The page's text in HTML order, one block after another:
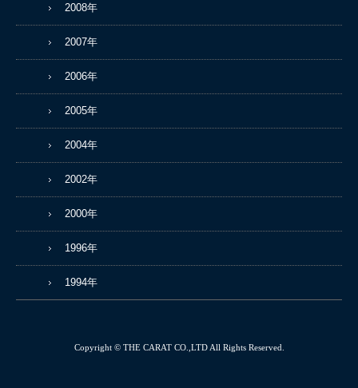
2008年
2007年
2006年
2005年
2004年
2002年
2000年
1996年
1994年
Copyright © THE CARAT CO.,LTD All Rights Reserved.